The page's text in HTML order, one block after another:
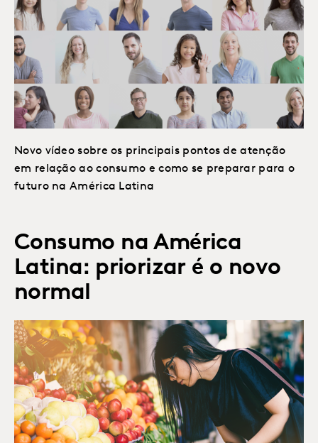
Novo vídeo sobre os principais pontos de atenção
em relação ao consumo e como se preparar para o
futuro na América Latina
Consumo na América
Latina: priorizar é o novo
normal